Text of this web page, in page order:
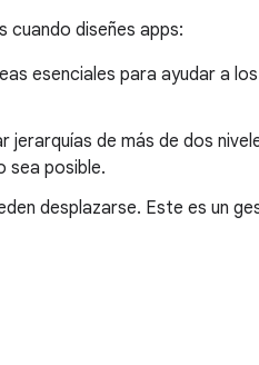
cuando diseñes apps:
esenciales para ayudar a
jerarquías de más de dos
sea posible.
desplazarse. Este es un